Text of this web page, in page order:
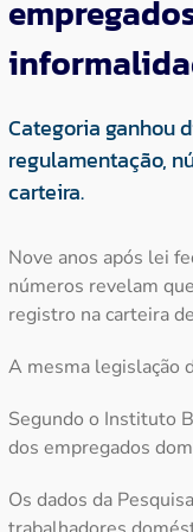
Categoria ganhou
regulamentação,
carteira.
Nove anos após lei
números revelam
registro na carteira
A mesma legislação
Segundo o Instituto
dos empregados
Os dados da